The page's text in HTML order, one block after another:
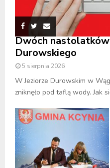
Dwóch
Durowskiego
5 sierpnia 2026
W Jeziorze Durowskim w
zniknęło pod taflą wody. Jak